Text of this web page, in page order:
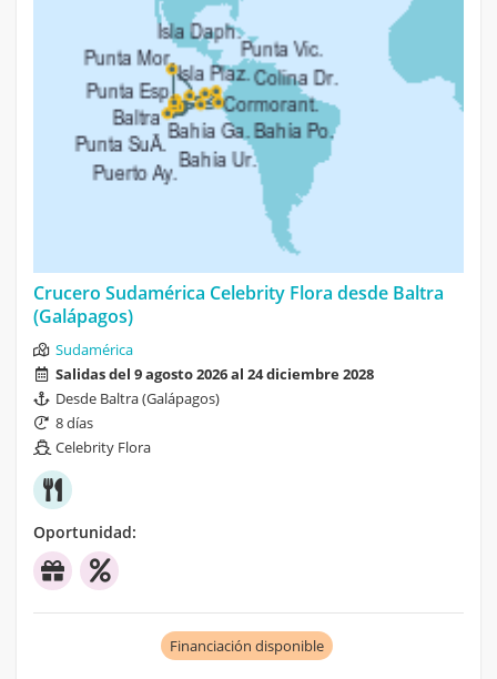
Crucero Sudamérica Celebrity Flora desde Baltra
(Galápagos)
Sudamérica
Salidas del 9 agosto 2026 al 24 diciembre 2028
Desde Baltra (Galápagos)
8 días
Celebrity Flora
Oportunidad:
Financiación disponible